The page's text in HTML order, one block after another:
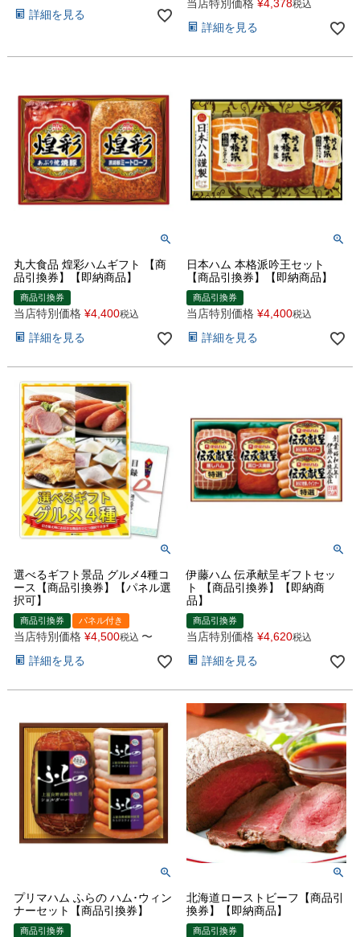
詳細を見る
当店特別価格 ¥4,378税込
詳細を見る
丸大食品 煌彩ハムギフト 【商
品引換券】【即納商品】
商品引換券
当店特別価格 ¥4,400税込
詳細を見る
日本ハム 本格派吟王セット
【商品引換券】【即納商品】
商品引換券
当店特別価格 ¥4,400税込
詳細を見る
選べるギフト景品 グルメ4種コ
ース【商品引換券】【パネル選
択可】
商品引換券 パネル付き
当店特別価格 ¥4,500税込 〜
詳細を見る
伊藤ハム 伝承献呈ギフトセッ
ト 【商品引換券】【即納商
品】
商品引換券
当店特別価格 ¥4,620税込
詳細を見る
プリマハム ふらの ハム･ウィン
ナーセット【商品引換券】
商品引換券
北海道ローストビーフ【商品引
換券】【即納商品】
商品引換券